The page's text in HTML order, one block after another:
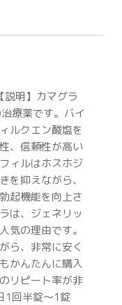
説明】カマグラ
療薬です。バイ
ルクエン酸塩を
、信頼性が高い
ィルはホスホジ
を抑えながら、
起機能を向上さ
は、ジェネリッ
気の理由です。
ら、非常に安く
かんたんに購入
リピート率が非
1回半錠～1錠